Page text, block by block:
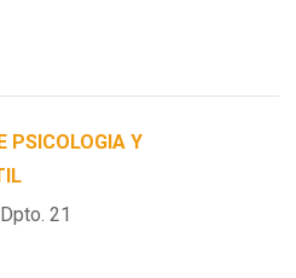
PSICOLOGIA Y
21